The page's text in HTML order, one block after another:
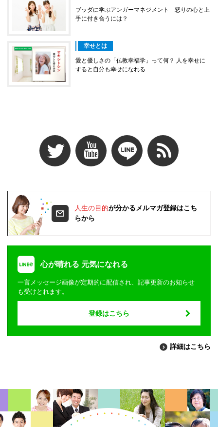
ブッダに学ぶアンガーマネジメント 怒りの心と上
手に付き合うには？
幸せとは
愛と優しさの「仏教幸福学」って何？ 人を幸せに
すると自分も幸せになれる
人生の目的が分かるメルマガ登録はこち
らから
心が晴れる 元気になれる
一言メッセージ画像が定期的に配信され、記事更新のお知らせ
も受けとれます。
登録はこちら
詳細はこちら